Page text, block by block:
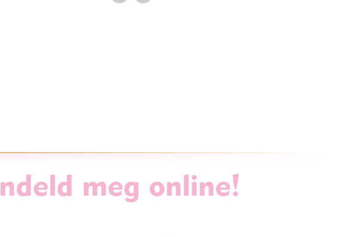
meg online!